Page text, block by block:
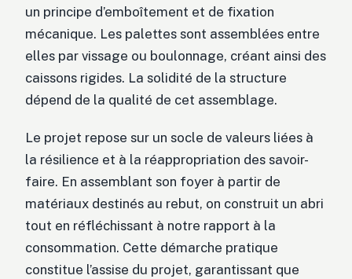
un principe d’emboîtement et de fixation
mécanique. Les palettes sont assemblées entre
elles par vissage ou boulonnage, créant ainsi des
caissons rigides. La solidité de la structure
dépend de la qualité de cet assemblage.
Le projet repose sur un socle de valeurs liées à
la résilience et à la réappropriation des savoir-
faire. En assemblant son foyer à partir de
matériaux destinés au rebut, on construit un abri
tout en réfléchissant à notre rapport à la
consommation. Cette démarche pratique
constitue l’assise du projet, garantissant que